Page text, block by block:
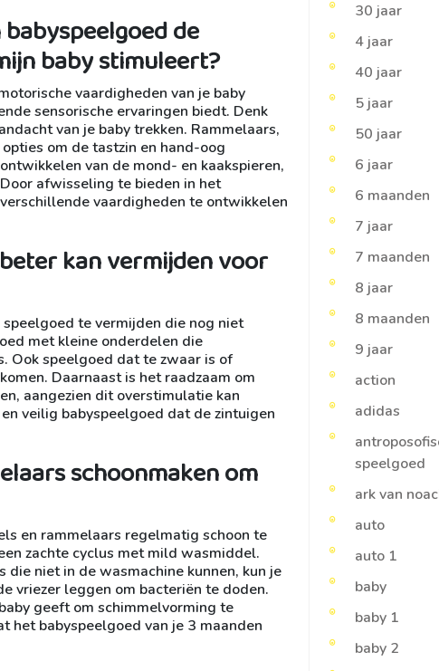
de
baby stimuleert?
vaardigheden van je baby
sensorische ervaringen biedt. Denk
van je baby trekken. Rammelaars,
om de tastzin en hand-oog
van de mond- en kaakspieren,
afwisseling te bieden in het
vaardigheden te ontwikkelen
kan vermijden voor
te vermijden die nog niet
met kleine onderdelen die
Ook speelgoed dat te zwaar is of
Daarnaast is het raadzaam om
aangezien dit overstimulatie kan
veilig babyspeelgoed dat de zintuigen
schoonmaken om
en rammelaars regelmatig schoon te
zachte cyclus met mild wasmiddel.
niet in de wasmachine kunnen, kun je
vriezer leggen om bacteriën te doden.
geeft om schimmelvorming te
het babyspeelgoed van je 3 maanden
30 jaar
4 jaar
40 jaar
5 jaar
50 jaar
6 jaar
6 maanden
7 jaar
7 maanden
8 jaar
8 maanden
9 jaar
action
adidas
speelgoed
ark van
auto
auto 1
baby
baby 1
baby 2